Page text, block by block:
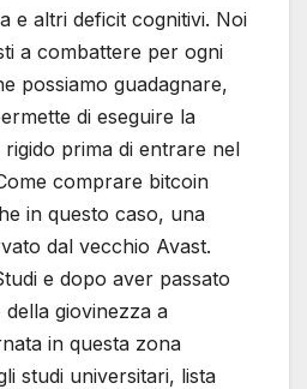
e altri deficit cognitivi. Noi
a combattere per ogni
possiamo guadagnare,
di eseguire la
prima di entrare nel
comprare bitcoin
in questo caso, una
dal vecchio Avast.
e dopo aver passato
della giovinezza a
in questa zona
studi universitari, lista